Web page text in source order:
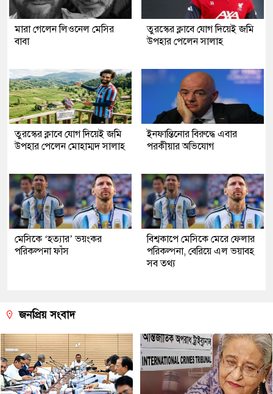
মারা গেলেন লিওনেল মেসির
বাবা
তুরস্কের ক্লাবে যোগ দিয়েই জমি
উপহার পেলেন সালাহ
তুরস্কের ক্লাবে যোগ দিয়েই জমি
উপহার পেলেন মোহাম্মদ সালাহ
ইনফান্তিনোর বিরুদ্ধে এবার
পরকীয়ার অভিযোগ
মেসিকে ‘হত্যার’ ভয়ংকর
পরিকল্পনা ফাঁস
বিশ্বকাপে মেসিকে মেরে ফেলার
পরিকল্পনা, বেরিয়ে এল ভয়াবহ
সব তথ্য
জনপ্রিয় সংবাদ